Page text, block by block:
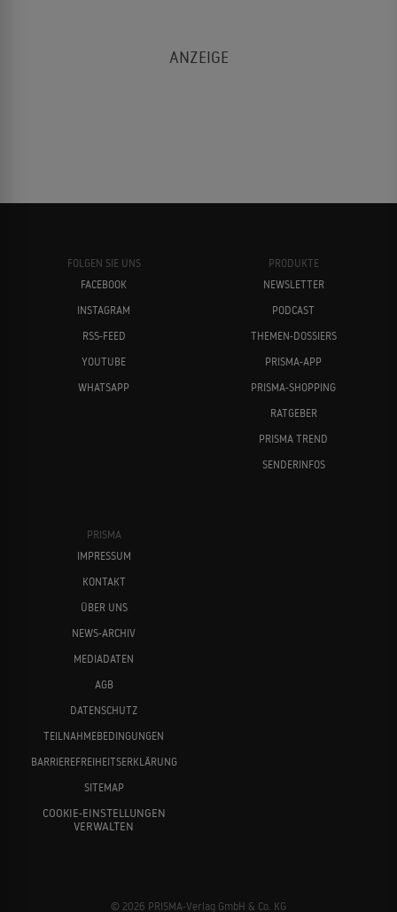
FOLGEN SIE UNS
FACEBOOK
INSTAGRAM
RSS-FEED
YOUTUBE
WHATSAPP
PRODUKTE
NEWSLETTER
PODCAST
THEMEN-DOSSIERS
PRISMA-APP
PRISMA-SHOPPING
RATGEBER
PRISMA TREND
SENDERINFOS
PRISMA
IMPRESSUM
KONTAKT
ÜBER UNS
NEWS-ARCHIV
MEDIADATEN
AGB
DATENSCHUTZ
TEILNAHMEBEDINGUNGEN
BARRIEREFREIHEITSERKLÄRUNG
SITEMAP
COOKIE-EINSTELLUNGEN
VERWALTEN
© 2026 PRISMA-Verlag GmbH & Co. KG